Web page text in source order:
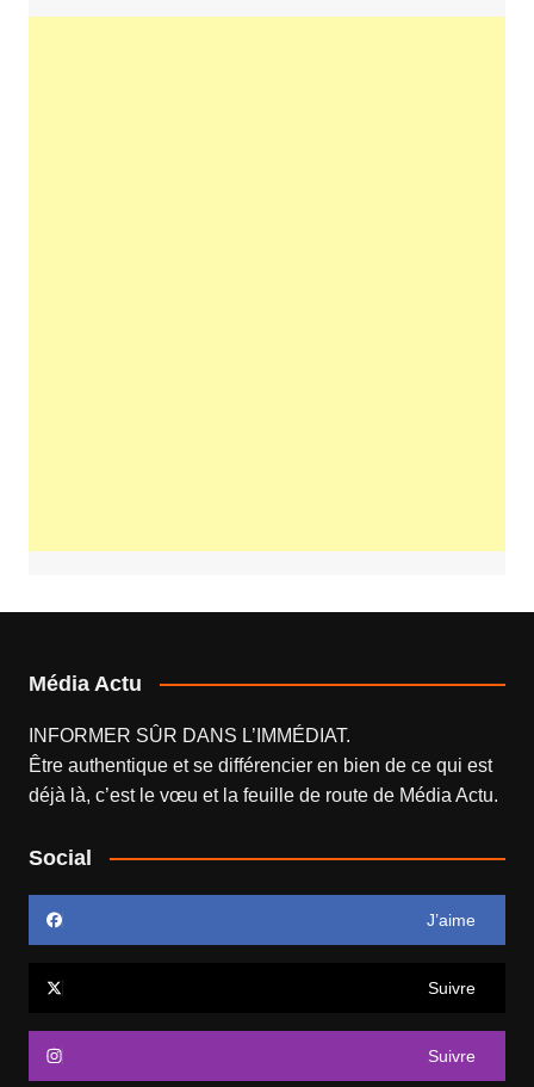
Média Actu
INFORMER SÛR DANS L’IMMÉDIAT.
Être authentique et se différencier en bien de ce qui est
déjà là, c’est le vœu et la feuille de route de Média Actu.
Social
J’aime
Suivre
Suivre